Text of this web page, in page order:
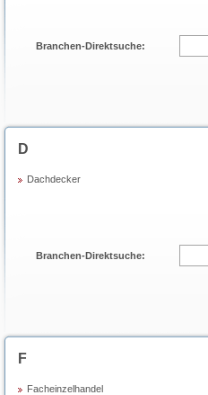
Branchen-Direktsuche:
D
Dachdecker
Branchen-Direktsuche:
F
Facheinzelhandel